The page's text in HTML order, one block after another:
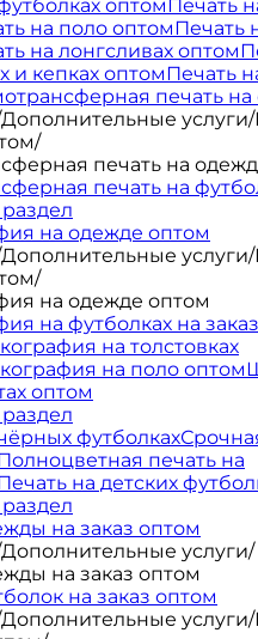
оптомПечать
на поло оптомПечать
на лонгсливах оптом
и кепках оптомПечать
печать
Дополнительные услуги/
/
печать на
печать на
на одежде оптом
Дополнительные услуги/
/
на одежде оптом
на футболках на заказ
на толстовках
на поло оптом
оптом
футболках
печать на
на детских
на заказ оптом
Дополнительные услуги/
на заказ оптом
на заказ оптом
Дополнительные услуги/